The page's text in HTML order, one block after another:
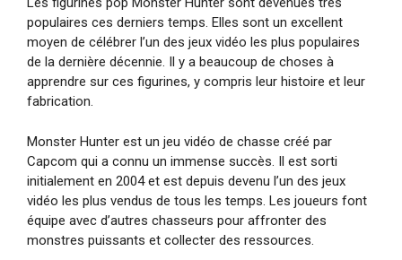
populaires ces derniers temps. Elles sont un excellent
moyen de célébrer l’un des jeux vidéo les plus populaires
de la dernière décennie. Il y a beaucoup de choses à
apprendre sur ces figurines, y compris leur histoire et leur
fabrication.
Monster Hunter est un jeu vidéo de chasse créé par
Capcom qui a connu un immense succès. Il est sorti
initialement en 2004 et est depuis devenu l’un des jeux
vidéo les plus vendus de tous les temps. Les joueurs font
équipe avec d’autres chasseurs pour affronter des
monstres puissants et collecter des ressources.